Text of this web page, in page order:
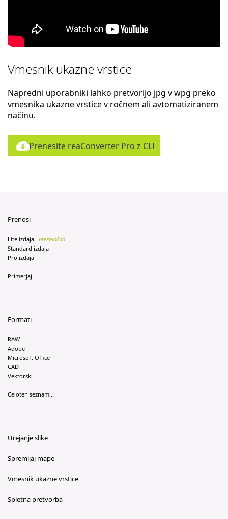
Vmesnik ukazne vrstice
Napredni uporabniki lahko pretvorijo jpg v wpg preko
vmesnika ukazne vrstice v ročnem ali avtomatiziranem
načinu.
Prenesite reaConverter Pro z CLI
Prenosi
Lite izdaja brezplačno
Standard izdaja
Pro izdaja
Primerjaj...
Formati
RAW
Adobe
Microsoft Office
CAD
Vektorski
Celoten seznam...
Urejanje slike
Spremljaj mape
Vmesnik ukazne vrstice
Spletna pretvorba